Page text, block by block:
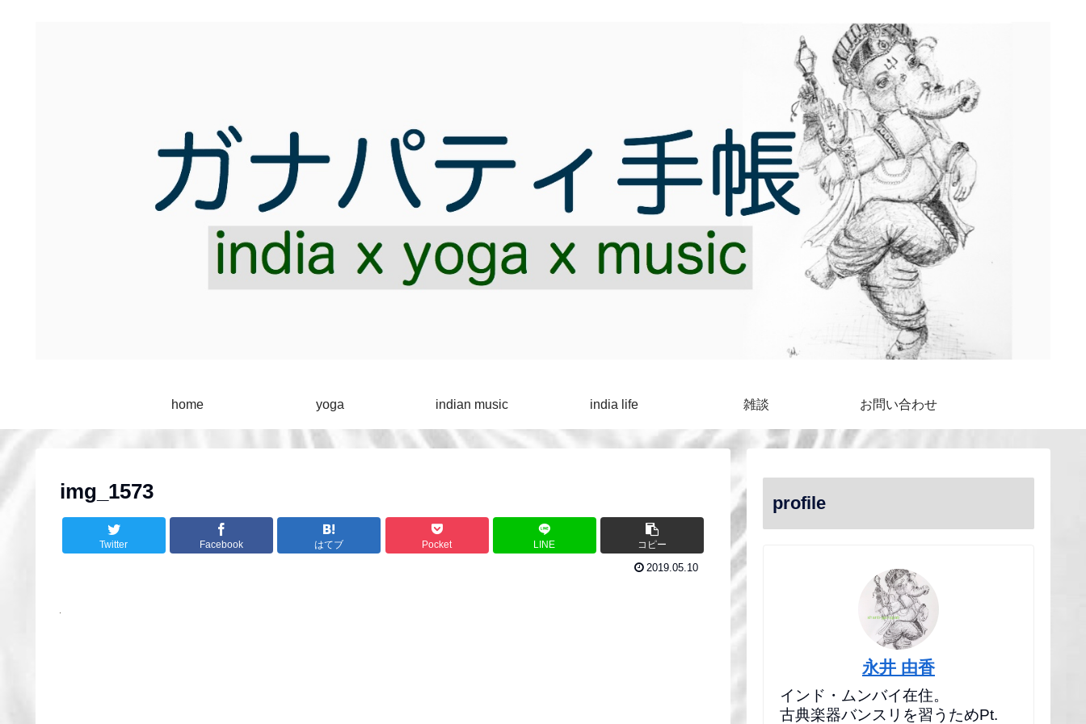
home yoga indian music india life 雑談 お問い合わせ
img_1573
Twitter Facebook はてブ Pocket LINE コピー
2019.05.10
profile
永井 由香
インド・ムンバイ在住。
古典楽器バンスリを習うためPt.